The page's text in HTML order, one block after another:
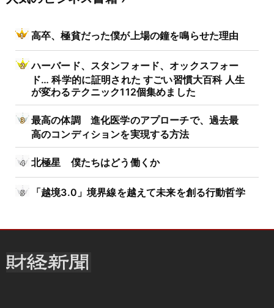
高卒、極貧だった僕が上場の鐘を鳴らせた理由
ハーバード、スタンフォード、オックスフォー
ド… 科学的に証明された すごい習慣大百科 人生
が変わるテクニック112個集めました
最高の体調 進化医学のアプローチで、過去最
高のコンディションを実現する方法
北極星 僕たちはどう働くか
「越境3.0」境界線を越えて未来を創る行動哲学